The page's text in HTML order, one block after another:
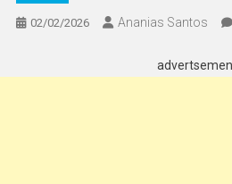
02/02/2026 Ananias Santos